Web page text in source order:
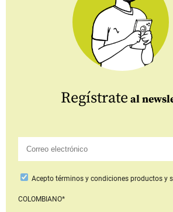
Regístrate al
Aceptotérminos y condiciones productos y
COLOMBIANO*